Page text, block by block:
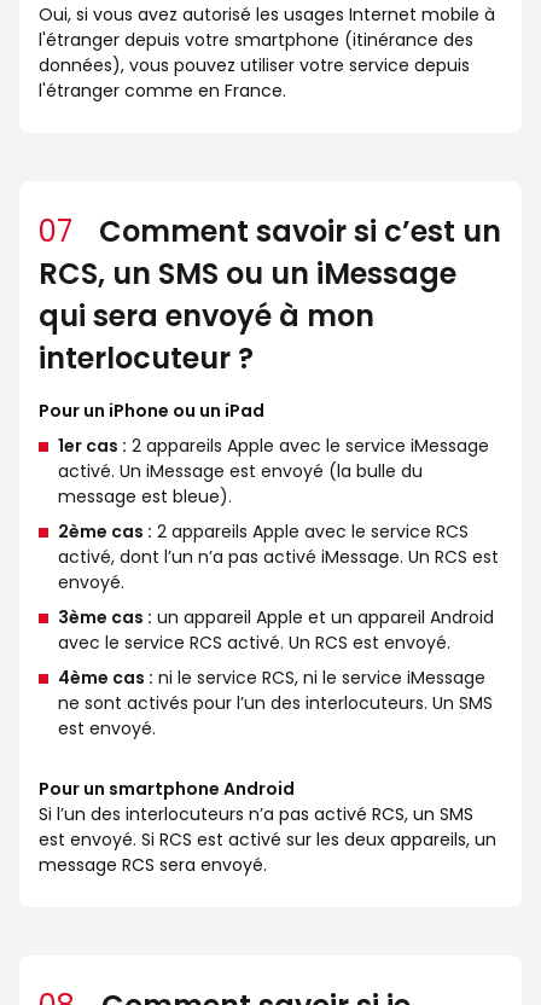
Oui, si vous avez autorisé les usages Internet mobile à
l'étranger depuis votre smartphone (itinérance des
données), vous pouvez utiliser votre service depuis
l'étranger comme en France.
07
Comment savoir si c’est un
RCS, un SMS ou un iMessage
qui sera envoyé à mon
interlocuteur ?
Pour un iPhone ou un iPad
1er cas : 2 appareils Apple avec le service iMessage
activé. Un iMessage est envoyé (la bulle du
message est bleue).
2ème cas : 2 appareils Apple avec le service RCS
activé, dont l’un n’a pas activé iMessage. Un RCS est
envoyé.
3ème cas : un appareil Apple et un appareil Android
avec le service RCS activé. Un RCS est envoyé.
4ème cas : ni le service RCS, ni le service iMessage
ne sont activés pour l’un des interlocuteurs. Un SMS
est envoyé.
Pour un smartphone Android
Si l’un des interlocuteurs n’a pas activé RCS, un SMS
est envoyé. Si RCS est activé sur les deux appareils, un
message RCS sera envoyé.